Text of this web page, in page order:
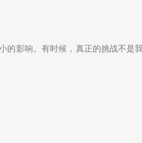
影响。有时候，真正的挑战不